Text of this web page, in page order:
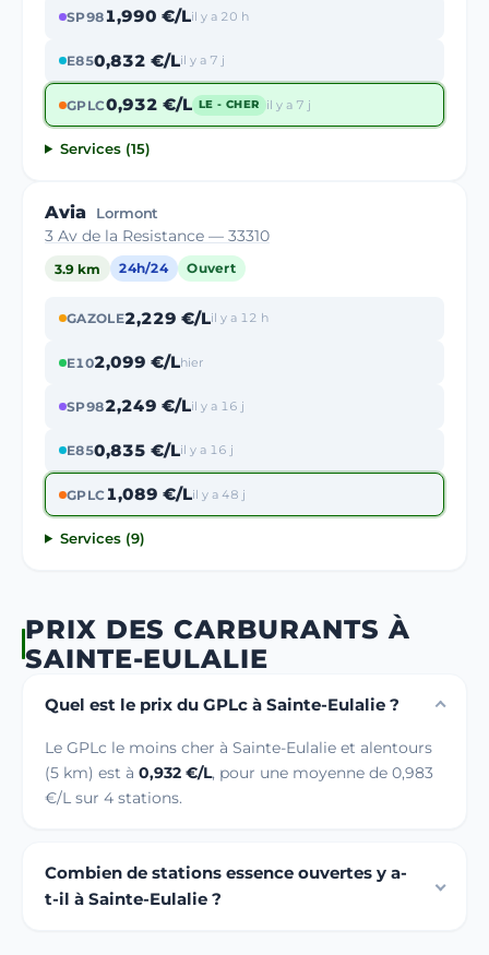
SP981,990 €/Lil y a 20 h
E850,832 €/Lil y a 7 j
GPLC0,932 €/L LE - CHER il y a 7 j
Services (15)
Avia Lormont
3 Av de la Resistance — 33310
3.9 km 24h/24 Ouvert
GAZOLE2,229 €/Lil y a 12 h
E102,099 €/Lhier
SP982,249 €/Lil y a 16 j
E850,835 €/Lil y a 16 j
GPLC1,089 €/Lil y a 48 j
Services (9)
PRIX DES CARBURANTS À
SAINTE-EULALIE
Quel est le prix du GPLc à Sainte-Eulalie ?
Le GPLc le moins cher à Sainte-Eulalie et alentours
(5 km) est à 0,932 €/L, pour une moyenne de 0,983
€/L sur 4 stations.
Combien de stations essence ouvertes y a-
t-il à Sainte-Eulalie ?